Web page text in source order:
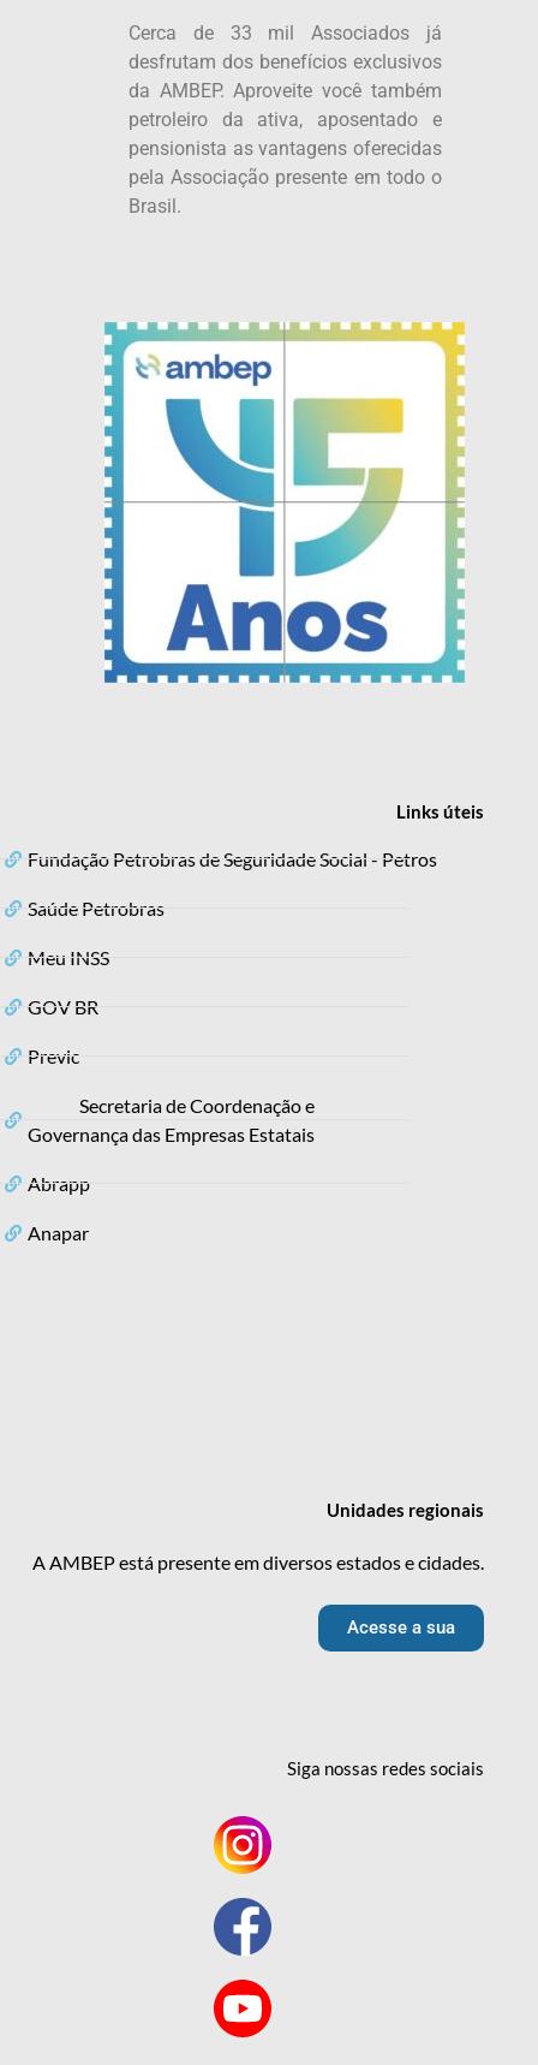
Cerca de 33 mil Associados já
desfrutam dos benefícios exclusivos
da AMBEP. Aproveite você também
petroleiro da ativa, aposentado e
pensionista as vantagens oferecidas
pela Associação presente em todo o
Brasil.
Linksúteis
Fundação Petrobras de Seguridade Social - Petros
Saúde Petrobras
Meu INSS
GOV BR
Previc
Secretaria de Coordenação e
Governança das Empresas Estatais
Abrapp
Anapar
Unidades regionais
A AMBEP está presente em diversos estados e cidades.
Acesse a sua
Siga nossas redessociais